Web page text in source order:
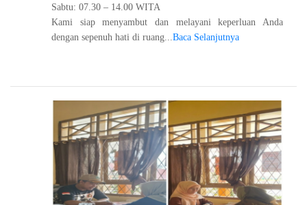
Sabtu: 07.30 – 14.00 WITA
Kami siap menyambut dan melayani keperluan Anda
dengan sepenuh hati di ruang... Baca Selanjutnya